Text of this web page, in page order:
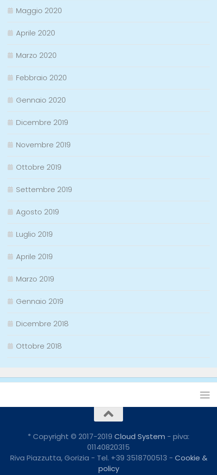
Maggio 2020
Aprile 2020
Marzo 2020
Febbraio 2020
Gennaio 2020
Dicembre 2019
Novembre 2019
Ottobre 2019
Settembre 2019
Agosto 2019
Luglio 2019
Aprile 2019
Marzo 2019
Gennaio 2019
Dicembre 2018
Ottobre 2018
* Copyright © 2017-2019 Cloud System - piva:
01140820315
Riva Piazzutta, Gorizia - Tel. +39 3518700513 - Cookie &
policy